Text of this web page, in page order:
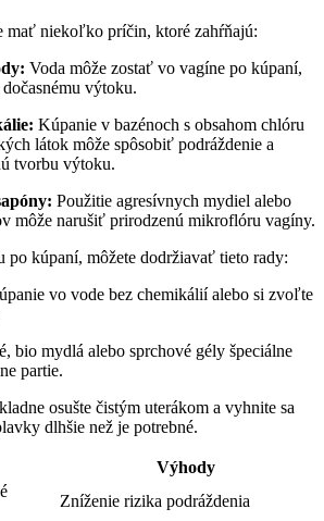
mať niekoľko ⁢príčin, ktoré zahŕňajú:
Voda môže zostať‍ vo vagíne po kúpaní,
výtoku.
Kúpanie v bazénoch s‍ obsahom⁢ chlóru
látok môže spôsobiť ‌podráždenie ⁢a
tvorbu výtoku.
Použitie agresívnych mydiel ⁤alebo
môže narušiť​ prirodzenú mikroflóru‌ vagíny.
po ⁢kúpaní, môžete dodržiavať tieto rady:
vo vode bez chemikálií ‌alebo si zvoľte
bio mydlá ​alebo sprchové gély ‍špeciálne
partie.
osušte​ čistým uterákom a vyhnite sa
dlhšie než je potrebné.
Výhody
Zníženie rizika podráždenia